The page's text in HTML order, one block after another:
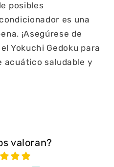
posibles
es una
¡Asegúrese de
Yokuchi Gedoku para
acuático saludable y
valoran?